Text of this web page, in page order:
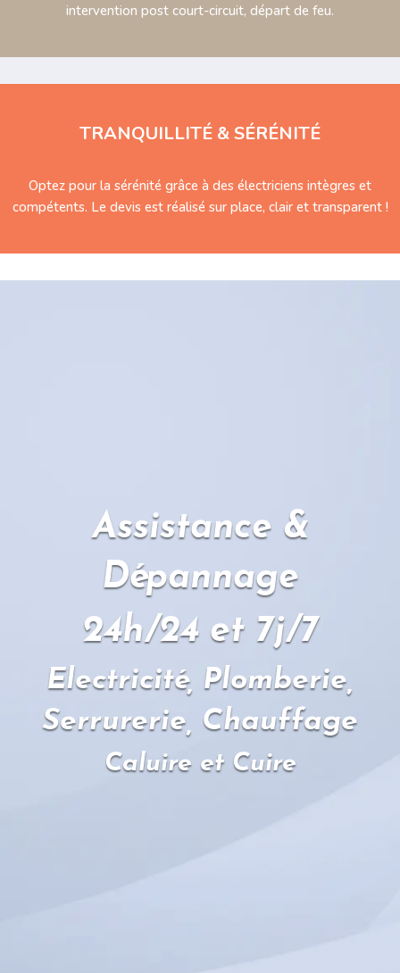
intervention post court-circuit, départ de feu.
TRANQUILLITÉ & SÉRÉNITÉ
Optez pour la sérénité grâce à des électriciens intègres et
compétents. Le devis est réalisé sur place, clair et transparent !
Assistance &
Dépannage
24h/24 et 7j/7
Electricité, Plomberie,
Serrurerie, Chauffage
Caluire et Cuire